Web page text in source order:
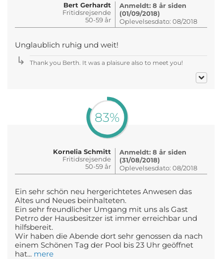
Bert Gerhardt
Fritidsrejsende
50-59 år
Anmeldt: 8 år siden
(01/09/2018)
Oplevelsesdato: 08/2018
Unglaublich ruhig und weit!
Thank you Berth. It was a plaisure also to meet you!
83%
Kornelia Schmitt
Fritidsrejsende
50-59 år
Anmeldt: 8 år siden
(31/08/2018)
Oplevelsesdato: 08/2018
Ein sehr schön neu hergerichtetes Anwesen das
Altes und Neues beinhalteten.
Ein sehr freundlicher Umgang mit uns als Gast
Petrro der Hausbesitzer ist immer erreichbar und
hilfsbereit.
Wir haben die Abende dort sehr genossen da nach
einem Schönen Tag der Pool bis 23 Uhr geöffnet
hat... mere